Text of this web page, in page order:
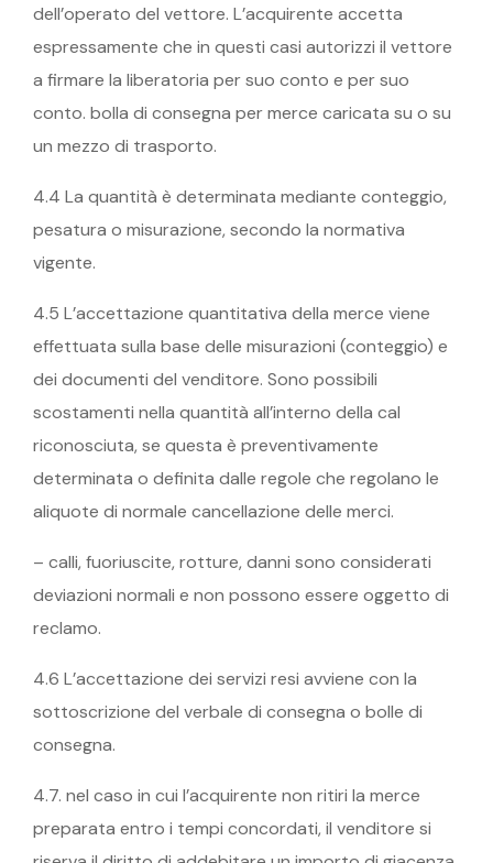
dell’operato del vettore. L’acquirente accetta
espressamente che in questi casi autorizzi il vettore
a firmare la liberatoria per suo conto e per suo
conto. bolla di consegna per merce caricata su o su
un mezzo di trasporto.
4.4 La quantità è determinata mediante conteggio,
pesatura o misurazione, secondo la normativa
vigente.
4.5 L’accettazione quantitativa della merce viene
effettuata sulla base delle misurazioni (conteggio) e
dei documenti del venditore. Sono possibili
scostamenti nella quantità all’interno della cal
riconosciuta, se questa è preventivamente
determinata o definita dalle regole che regolano le
aliquote di normale cancellazione delle merci.
– calli, fuoriuscite, rotture, danni sono considerati
deviazioni normali e non possono essere oggetto di
reclamo.
4.6 L’accettazione dei servizi resi avviene con la
sottoscrizione del verbale di consegna o bolle di
consegna.
4.7. nel caso in cui l’acquirente non ritiri la merce
preparata entro i tempi concordati, il venditore si